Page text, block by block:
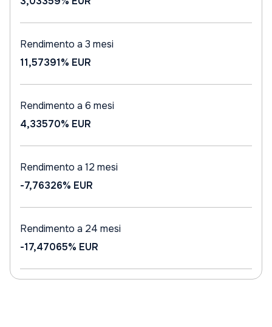
Rendimento a 3 mesi
11,57391% EUR
Rendimento a 6 mesi
4,33570% EUR
Rendimento a 12 mesi
-7,76326% EUR
Rendimento a 24 mesi
-17,47065% EUR